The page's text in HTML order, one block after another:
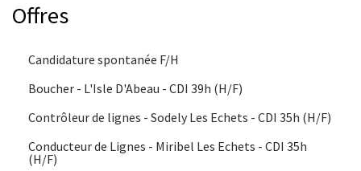
Offres
Candidature spontanée F/H
Boucher - L'Isle D'Abeau - CDI 39h (H/F)
Contrôleur de lignes - Sodely Les Echets - CDI 35h (H/F)
Conducteur de Lignes - Miribel Les Echets - CDI 35h
(H/F)